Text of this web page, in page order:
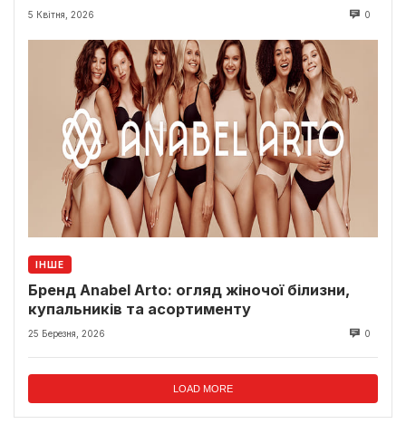
5 Квітня, 2026 0
ІНШЕ
Бренд Anabel Arto: огляд жіночої білизни,
купальників та асортименту
25 Березня, 2026 0
LOAD MORE